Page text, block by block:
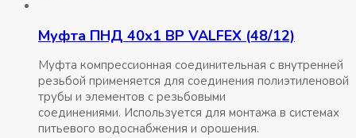
Муфта ПНД 40х1 ВР VALFEX (48/12)
Муфта компрессионная соединительная c внутренней
резьбой применяется для соединения полиэтиленовой
трубы и элементов с резьбовыми
соединениями. Используется для монтажа в системах
питьевого водоснабжения и орошения.